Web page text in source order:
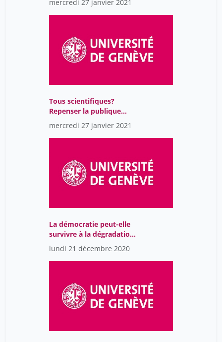
salaires en suisse?
mercredi 27 janvier 2021
Tous scientifiques?
Repenser la publique
dans les sciences
mercredi 27 janvier 2021
La démocratie peut-elle
survivre à la dégradation
accélérée du système
Terre ?
lundi 21 décembre 2020